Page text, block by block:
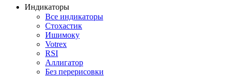
Индикаторы
Все индикаторы
Стохастик
Ишимоку
Votrex
RSI
Аллигатор
Без перерисовки